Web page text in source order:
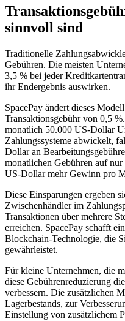
sinnvoll sind
Traditionelle
Gebühren. Die meisten
3,5 % bei jeder
ihr Endergebnis auswirken.
SpacePay ändert dieses
Transaktionsgebühr von 0,5
monatlich 50.000 US-Dollar
Zahlungssysteme abwickelt,
Dollar an
monatlichen Gebühren auf
US-Dollar mehr Gewinn pro
Diese Einsparungen ergeben
Zwischenhändler im
Transaktionen über mehrere
erreichen. SpacePay schafft
Blockchain-Technologie, die
gewährleistet.
Für kleine Unternehmen, die
diese Gebührenreduzierung
verbessern. Die zusätzlichen
Lagerbestands, zur
Einstellung von zusätzlichem